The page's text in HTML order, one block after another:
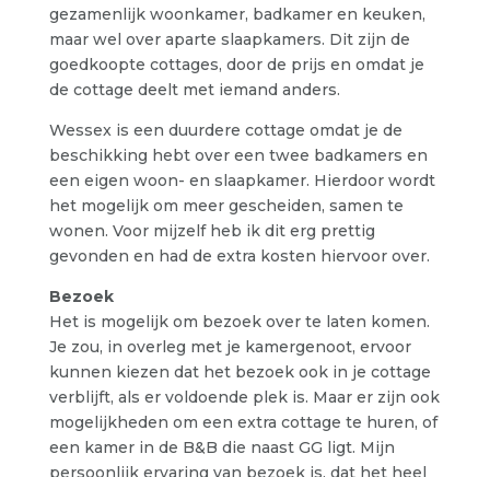
gezamenlijk woonkamer, badkamer en keuken,
maar wel over aparte slaapkamers. Dit zijn de
goedkoopte cottages, door de prijs en omdat je
de cottage deelt met iemand anders.
Wessex is een duurdere cottage omdat je de
beschikking hebt over een twee badkamers en
een eigen woon- en slaapkamer. Hierdoor wordt
het mogelijk om meer gescheiden, samen te
wonen. Voor mijzelf heb ik dit erg prettig
gevonden en had de extra kosten hiervoor over.
Bezoek
Het is mogelijk om bezoek over te laten komen.
Je zou, in overleg met je kamergenoot, ervoor
kunnen kiezen dat het bezoek ook in je cottage
verblijft, als er voldoende plek is. Maar er zijn ook
mogelijkheden om een extra cottage te huren, of
een kamer in de B&B die naast GG ligt. Mijn
persoonlijk ervaring van bezoek is, dat het heel